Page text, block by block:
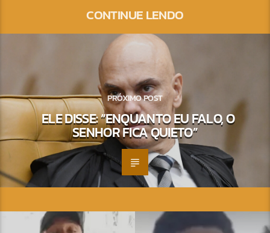
CONTINUE LENDO
PRÓXIMO POST
ELE DISSE: “ENQUANTO EU FALO, O
SENHOR FICA QUIETO”